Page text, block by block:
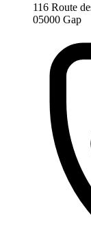
116 Route
05000 Gap